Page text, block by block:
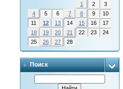
1
2
3
4
5 6 7 8 9
10
11
12 13 14 15 16
17
18
19 20 21 22 23
24
25
26 27 28
Поиск